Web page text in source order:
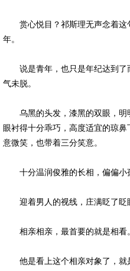
赏心悦目？祁斯理无声念着这
年。
说是青年，也只是年纪达到了
气未脱。
乌黑的头发，漆黑的双眼，明
眼衬得十分乖巧，高度适宜的琼
意微笑，也带着三分笑意。
十分温润俊雅的长相，偏偏小
迎着男人的视线，庄满眨了眨
相亲相亲，最首要的就是相看
他是看上这个相亲对象了，就